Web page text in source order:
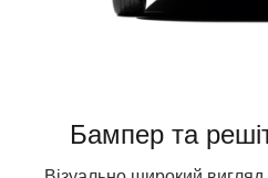
Бампер та